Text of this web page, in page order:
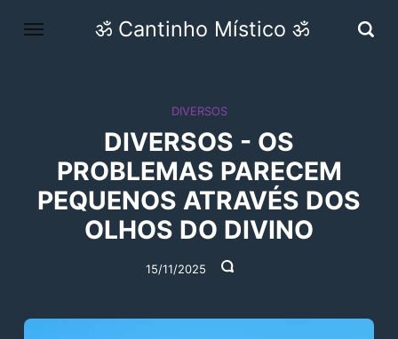
ॐ Cantinho Místico ॐ
DIVERSOS
DIVERSOS - OS
PROBLEMAS PARECEM
PEQUENOS ATRAVÉS DOS
OLHOS DO DIVINO
15/11/2025